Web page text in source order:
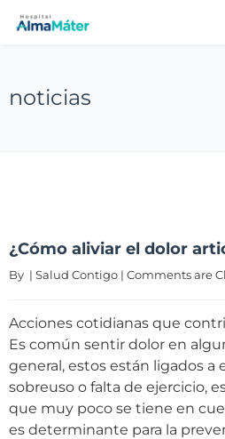
noticias
¿Cómo aliviar el dolor
By | Salud Contigo | Comments are
Acciones cotidianas que
Es común sentir dolor en
general, estos están ligados a
sobreuso o falta de ejercicio,
que muy poco se tiene en
es determinante para la